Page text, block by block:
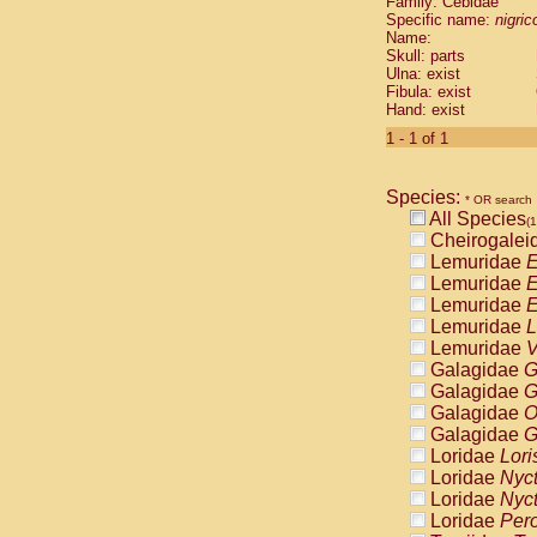
Cebidae
Cebidae
Cebidae
Cebidae
Cebidae
Cebidae
Cebidae
Cebidae
Cebidae
Cebidae
Cebidae
Cebidae
Atelidae
Atelidae
Atelidae
Atelidae
Atelidae
Atelidae
Atelidae
Atelidae
Atelidae
Atelidae
Pitheciidae
Specific name:
Name:
Skull: parts
Ulna: exist
Fibula: exist
Hand: exist
1 - 1 of 1
Species: * OR search
All Species
Lemuridae
Lemuridae
Lemuridae
Lemuridae
Lemuridae
Galagidae
Galagidae
Galagidae
Galagidae
Loridae
Loridae
Loridae
Loridae